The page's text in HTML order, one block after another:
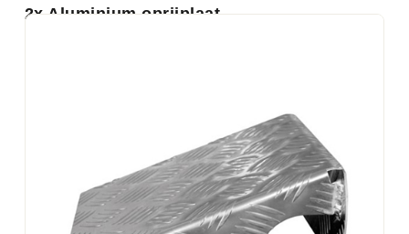
2x Aluminium oprijplaat